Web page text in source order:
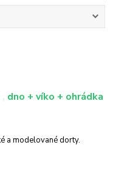
dno + víko + ohrádka
a modelované dorty.